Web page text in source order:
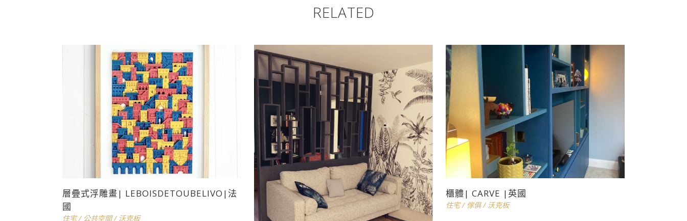
RELATED
層疊式浮雕畫| LEBOISDETOUBELIVO|法
國
住宅/ 公共空間/ 沃克板
櫃體| CARVE |英國
住宅/ 傢俱/ 沃克板